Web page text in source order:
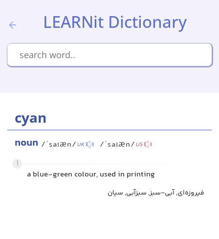
LEARNit Dictionary
cyan
noun /ˈsaɪæn/UK /ˈsaɪæn/US
1
a blue-green colour, used in printing
فیروزه‌ای, آبی-سبز, سبزآبی, سیان